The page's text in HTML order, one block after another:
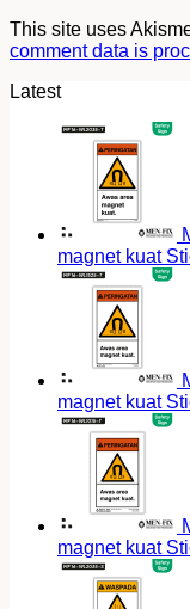
This site uses
comment data is
Latest
magnet kuat
magnet kuat
magnet kuat